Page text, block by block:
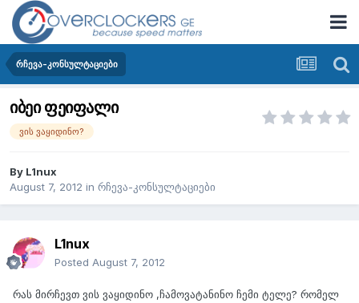
რჩევა-კონსულტაციები
იბეი ფეიფალი
ვის ვაყიდინო?
By L1nux
August 7, 2012 in რჩევა-კონსულტაციები
L1nux
Posted August 7, 2012
რას მირჩევთ ვის ვაყიდინო ,ჩამოვატანინო ჩემი ტელე? რომელ